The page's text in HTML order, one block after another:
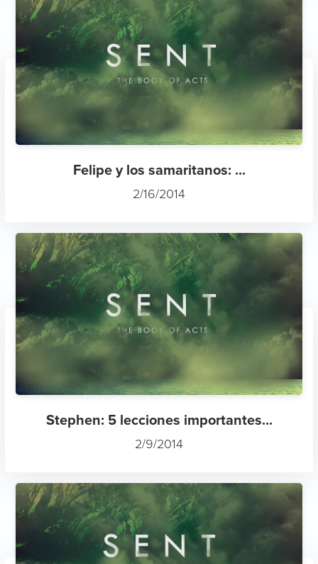
Felipe y los samaritanos: ...
2/16/2014
Stephen: 5 lecciones importantes...
2/9/2014